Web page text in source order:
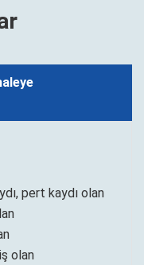
pert kaydı olan
olan